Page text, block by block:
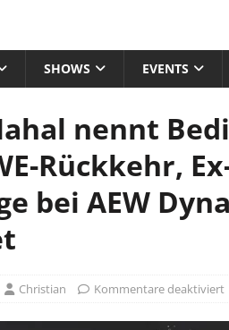
SHOWS EVENTS
nennt
Rückkehr,
bei AEW
Christian Kommentare deaktiviert